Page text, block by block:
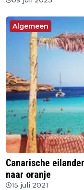
Algemeen
Canarische
naar oranje
15 juli 2021